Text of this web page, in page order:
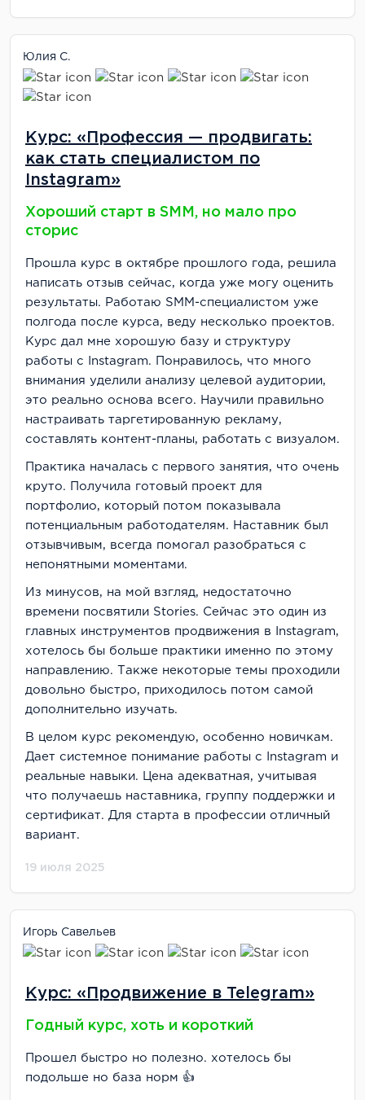
Юлия С.
Курс: «Профессия — продвигать:
как стать специалистом по
Instagram»
Хороший старт в SMM, но мало про
сторис
Прошла курс в октябре прошлого года, решила
написать отзыв сейчас, когда уже могу оценить
результаты. Работаю SMM-специалистом уже
полгода после курса, веду несколько проектов.
Курс дал мне хорошую базу и структуру
работы с Instagram. Понравилось, что много
внимания уделили анализу целевой аудитории,
это реально основа всего. Научили правильно
настраивать таргетированную рекламу,
составлять контент-планы, работать с визуалом.
Практика началась с первого занятия, что очень
круто. Получила готовый проект для
портфолио, который потом показывала
потенциальным работодателям. Наставник был
отзывчивым, всегда помогал разобраться с
непонятными моментами.
Из минусов, на мой взгляд, недостаточно
времени посвятили Stories. Сейчас это один из
главных инструментов продвижения в Instagram,
хотелось бы больше практики именно по этому
направлению. Также некоторые темы проходили
довольно быстро, приходилось потом самой
дополнительно изучать.
В целом курс рекомендую, особенно новичкам.
Дает системное понимание работы с Instagram и
реальные навыки. Цена адекватная, учитывая
что получаешь наставника, группу поддержки и
сертификат. Для старта в профессии отличный
вариант.
19 июля 2025
Игорь Савельев
Курс: «Продвижение в Telegram»
Годный курс, хоть и короткий
Прошел быстро но полезно. хотелось бы
подольше но база норм 👍